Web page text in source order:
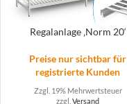
Regalanlage ‚Norm 20‘
Preise nur sichtbar für
registrierte Kunden
Zzgl. 19% Mehrwertsteuer
zzgl.Versand